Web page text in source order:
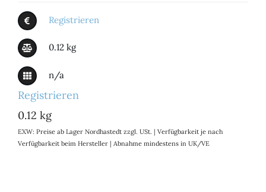
Registrieren
0.12 kg
n/a
Registrieren
0.12 kg
EXW: Preise ab Lager Nordhastedt zzgl. USt. | Verfügbarkeit je nach
Verfügbarkeit beim Hersteller | Abnahme mindestens in UK/VE